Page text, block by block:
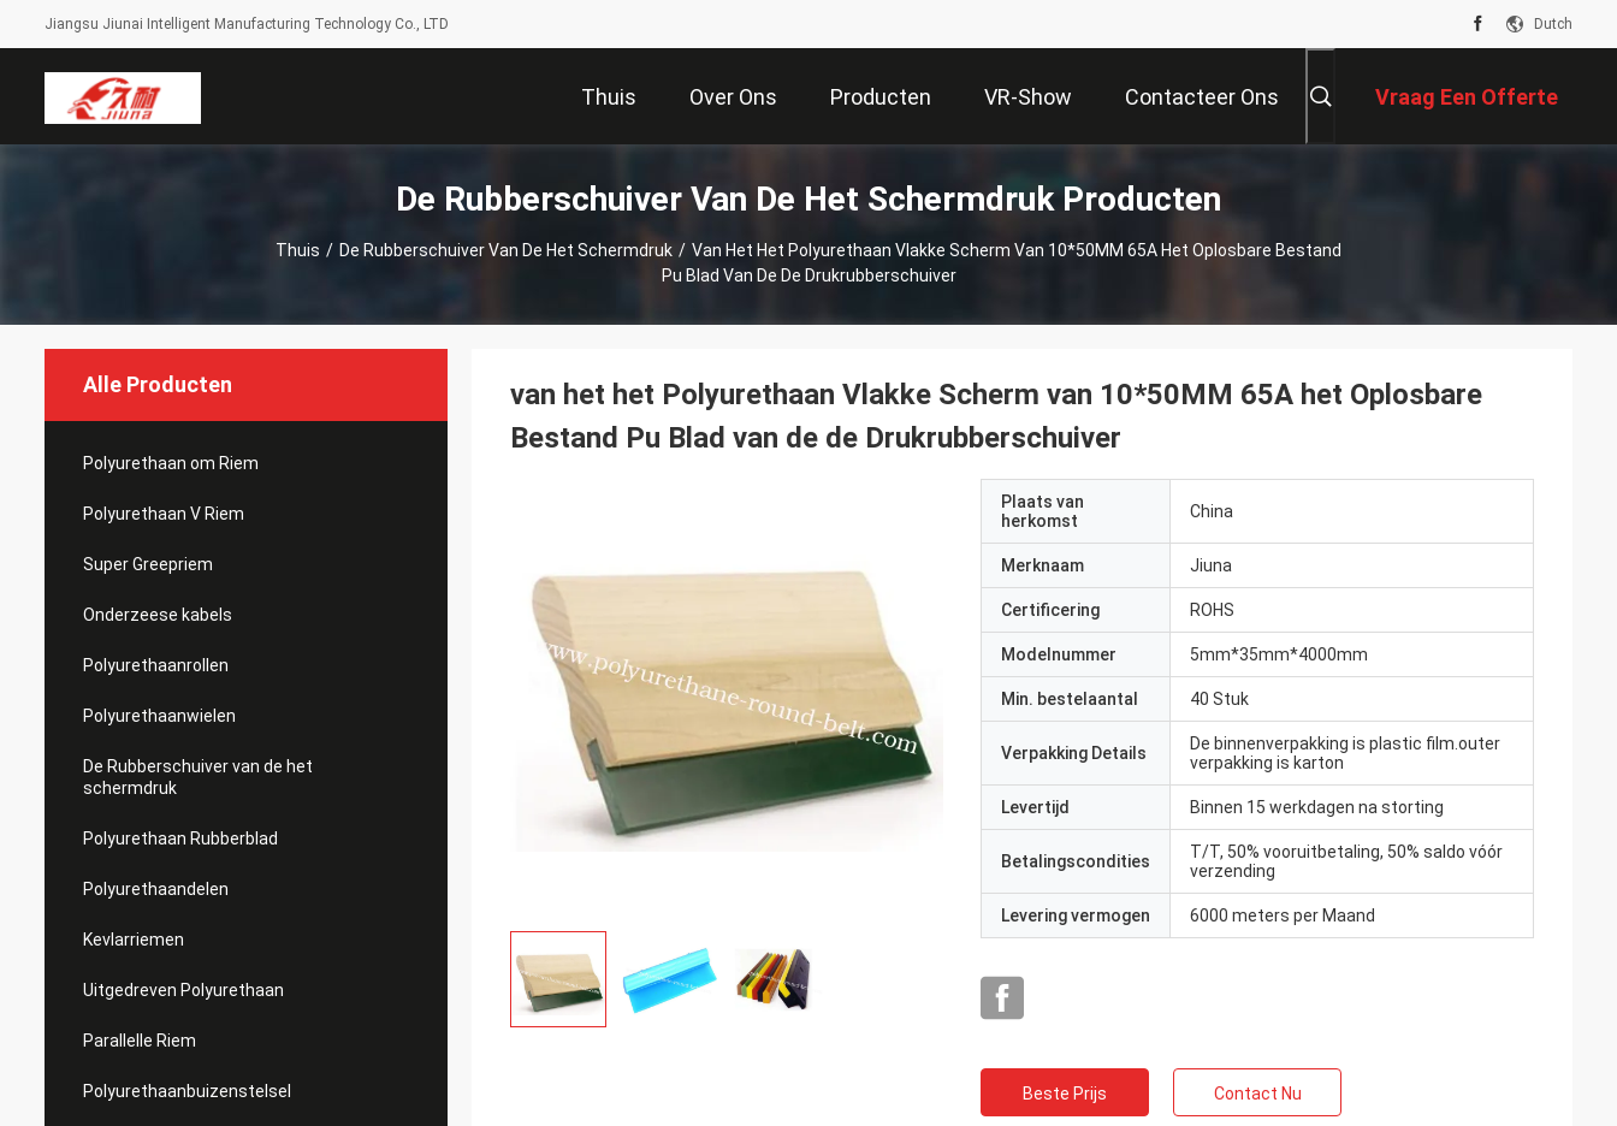
Jiangsu Jiunai Intelligent Manufacturing Technology Co., LTD Dutch
Thuis Over Ons Producten VR-Show Contacteer Ons Vraag Een Offerte
De Rubberschuiver Van De Het Schermdruk Producten
Thuis / De Rubberschuiver Van De Het Schermdruk / Van Het Het Polyurethaan Vlakke Scherm Van 10*50MM 65A Het Oplosbare Bestand
Pu Blad Van De De Drukrubberschuiver
Alle Producten
Polyurethaan om Riem
Polyurethaan V Riem
Super Greepriem
Onderzeese kabels
Polyurethaanrollen
Polyurethaanwielen
De Rubberschuiver van de het
schermdruk
Polyurethaan Rubberblad
Polyurethaandelen
Kevlarriemen
Uitgedreven Polyurethaan
Parallelle Riem
Polyurethaanbuizenstelsel
van het het Polyurethaan Vlakke Scherm van 10*50MM 65A het Oplosbare
Bestand Pu Blad van de de Drukrubberschuiver
Plaats van
herkomst
China
Merknaam Jiuna
Certificering ROHS
Modelnummer 5mm*35mm*4000mm
Min. bestelaantal 40 Stuk
Verpakking Details
De binnenverpakking is plastic film.outer
verpakking is karton
Levertijd Binnen 15 werkdagen na storting
Betalingscondities
T/T, 50% vooruitbetaling, 50% saldo vóór
verzending
Levering vermogen 6000 meters per Maand
Beste Prijs Contact Nu